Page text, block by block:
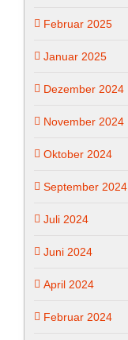
Februar 2025
Januar 2025
Dezember 2024
November 2024
Oktober 2024
September 2024
Juli 2024
Juni 2024
April 2024
Februar 2024